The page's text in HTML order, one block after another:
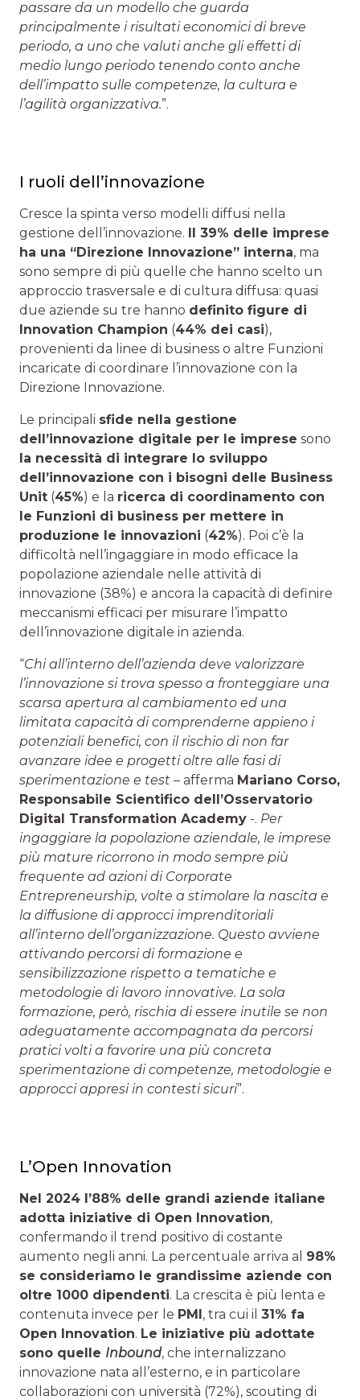
passare da un modello che guarda
principalmente i risultati economici di breve
periodo, a uno che valuti anche gli effetti di
medio lungo periodo tenendo conto anche
dell’impatto sulle competenze, la cultura e
l’agilità organizzativa.”.
I ruoli dell’innovazione
Cresce la spinta verso modelli diffusi nella
gestione dell’innovazione. Il 39% delle imprese
ha una “Direzione Innovazione” interna, ma
sono sempre di più quelle che hanno scelto un
approccio trasversale e di cultura diffusa: quasi
due aziende su tre hanno definito figure di
Innovation Champion (44% dei casi),
provenienti da linee di business o altre Funzioni
incaricate di coordinare l’innovazione con la
Direzione Innovazione.
Le principali sfide nella gestione
dell’innovazione digitale per le imprese sono
la necessità di integrare lo sviluppo
dell’innovazione con i bisogni delle Business
Unit (45%) e la ricerca di coordinamento con
le Funzioni di business per mettere in
produzione le innovazioni (42%). Poi c’è la
difficoltà nell’ingaggiare in modo efficace la
popolazione aziendale nelle attività di
innovazione (38%) e ancora la capacità di definire
meccanismi efficaci per misurare l’impatto
dell’innovazione digitale in azienda.
“Chi all’interno dell’azienda deve valorizzare
l’innovazione si trova spesso a fronteggiare una
scarsa apertura al cambiamento ed una
limitata capacità di comprenderne appieno i
potenziali benefici, con il rischio di non far
avanzare idee e progetti oltre alle fasi di
sperimentazione e test – afferma Mariano Corso,
Responsabile Scientifico dell’Osservatorio
Digital Transformation Academy -. Per
ingaggiare la popolazione aziendale, le imprese
più mature ricorrono in modo sempre più
frequente ad azioni di Corporate
Entrepreneurship, volte a stimolare la nascita e
la diffusione di approcci imprenditoriali
all’interno dell’organizzazione. Questo avviene
attivando percorsi di formazione e
sensibilizzazione rispetto a tematiche e
metodologie di lavoro innovative. La sola
formazione, però, rischia di essere inutile se non
adeguatamente accompagnata da percorsi
pratici volti a favorire una più concreta
sperimentazione di competenze, metodologie e
approcci appresi in contesti sicuri”.
L’Open Innovation
Nel 2024 l’88% delle grandi aziende italiane
adotta iniziative di Open Innovation,
confermando il trend positivo di costante
aumento negli anni. La percentuale arriva al 98%
se consideriamo le grandissime aziende con
oltre 1000 dipendenti. La crescita è più lenta e
contenuta invece per le PMI, tra cui il 31% fa
Open Innovation. Le iniziative più adottate
sono quelle Inbound, che internalizzano
innovazione nata all’esterno, e in particolare
collaborazioni con università (72%), scouting di